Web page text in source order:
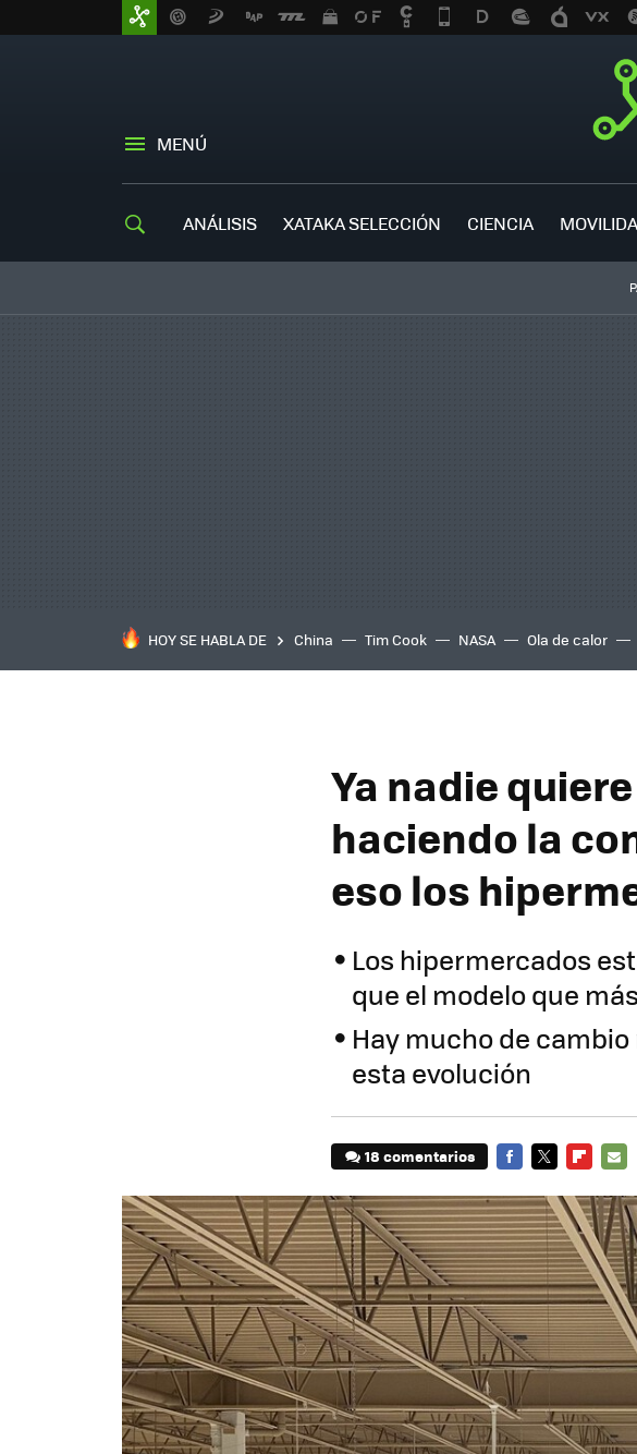
MENÚ
ANÁLISIS XATAKA SELECCIÓN CIENCIA
HOY SE HABLA DE China Tim Cook NASA Ola de calor
Ya nadie
haciendo la
eso los
Los hipermercados
que el modelo que
Hay mucho de
esta evolución
18 comentarios
MAIL